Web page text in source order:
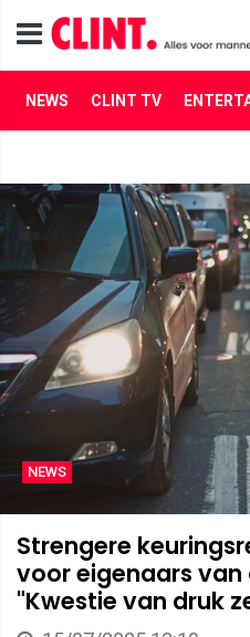
NEWS CLINT TV
NEWS
Strengere
voor eigenaars van
"Kwestie van druk